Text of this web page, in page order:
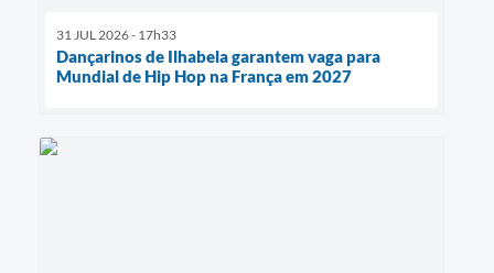
31 JUL 2026 - 17h33
Dançarinos de Ilhabela garantem vaga para
Mundial de Hip Hop na França em 2027